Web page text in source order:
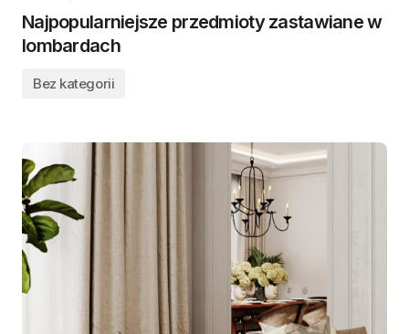
Najpopularniejsze przedmioty zastawiane w
lombardach
Bez kategorii